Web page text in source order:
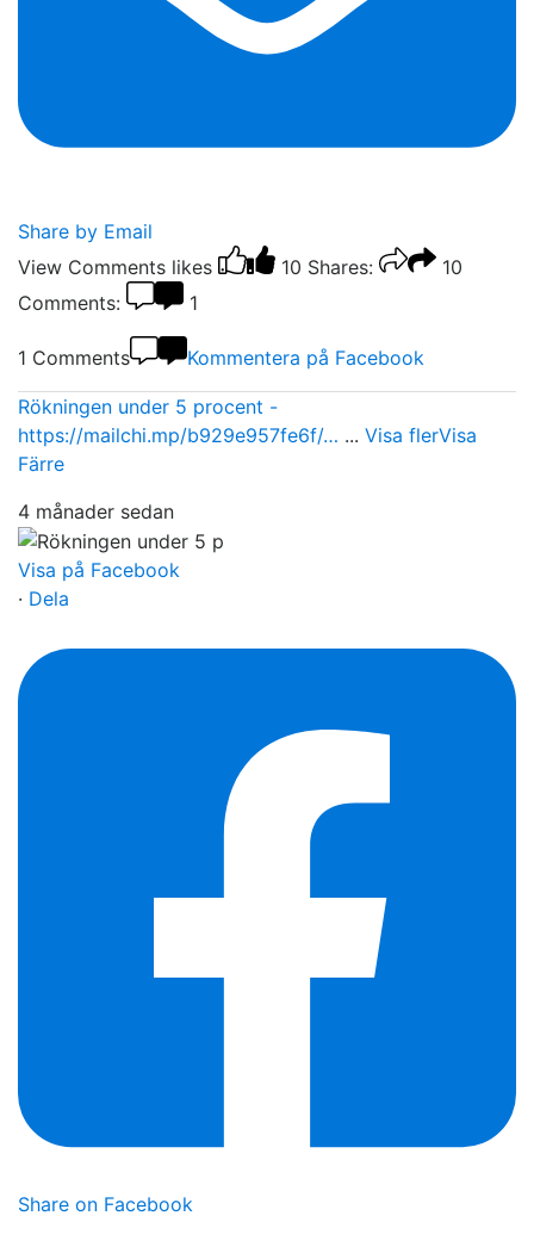
Share by Email
View Comments likes 10 Shares:
10
Comments:
1
1 Comments Kommentera på Facebook
Rökningen under 5 procent -
https://mailchi.mp/b929e957fe6f/… ... Visa flerVisa
Färre
4 månader sedan
Visa på Facebook
· Dela
Share on Facebook